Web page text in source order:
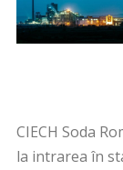
CIECH Soda
la intrarea în